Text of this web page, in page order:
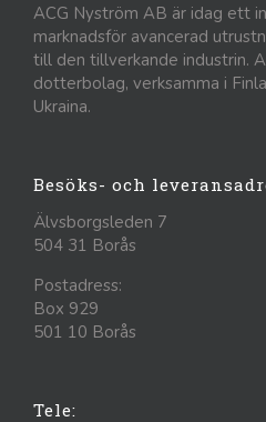
ACG Nyström AB är idag ett
marknadsför avancerad
till den tillverkande industrin.
dotterbolag, verksamma i
Ukraina.
Besöks- och
Älvsborgsleden 7
504 31 Borås
Postadress:
Box 929
501 10 Borås
Tele: